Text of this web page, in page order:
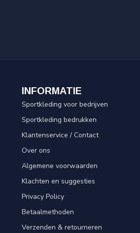
INFORMATIE
Sportkleding voor bedrijven
Sportkleding bedrukken
Klantenservice / Contact
Over ons
Algemene voorwaarden
Klachten en suggesties
Privacy Policy
Betaalmethoden
Verzenden & retourneren